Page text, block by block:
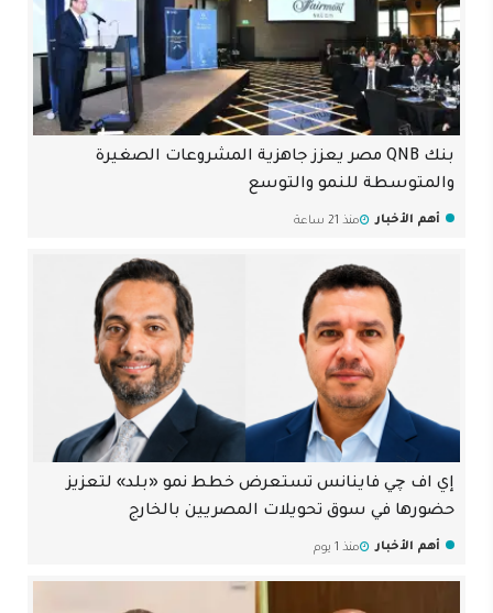
بنك QNB مصر يعزز جاهزية المشروعات الصغيرة
والمتوسطة للنمو والتوسع
أهم الأخبار منذ 21 ساعة
إي اف چي فاينانس تستعرض خطط نمو «بلد» لتعزيز
حضورها في سوق تحويلات المصريين بالخارج
أهم الأخبار منذ 1 يوم